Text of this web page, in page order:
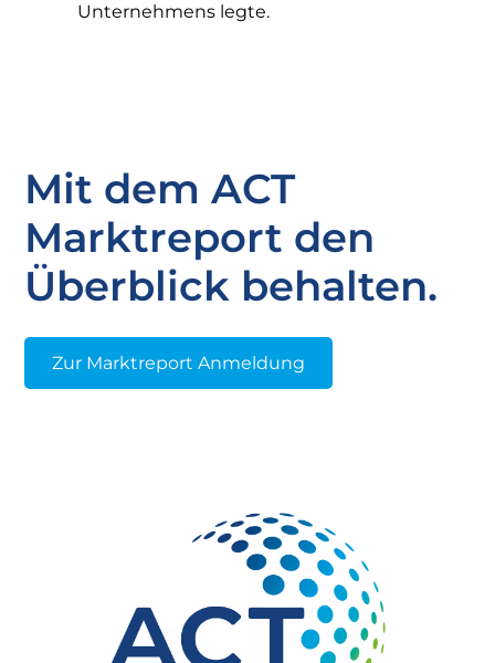
Unternehmens legte.
Mit dem ACT
Marktreport den
Überblick behalten.
Zur Marktreport Anmeldung